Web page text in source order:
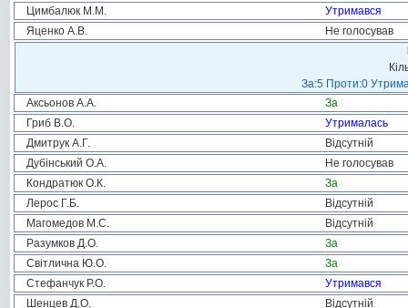
Цимбалюк М.М.
Утримався
Яценко А.В.
Не голосував
За:5 Проти:0
Аксьонов А.А.
За
Гриб В.О.
Утрималась
Дмитрук А.Г.
Відсутній
Дубінський О.А.
Не голосував
Кондратюк О.К.
За
Лерос Г.Б.
Відсутній
Магомедов М.С.
Відсутній
Разумков Д.О.
За
Світлична Ю.О.
За
Стефанчук Р.О.
Утримався
Шенцев Д.О.
Відсутній